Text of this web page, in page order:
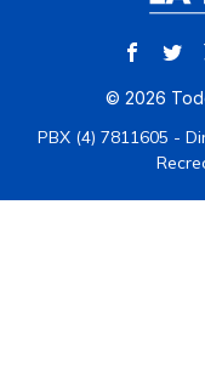
© 2026
PBX (4) 7811605 -